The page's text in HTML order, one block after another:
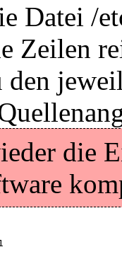
Datei /
Zeilen
den
die